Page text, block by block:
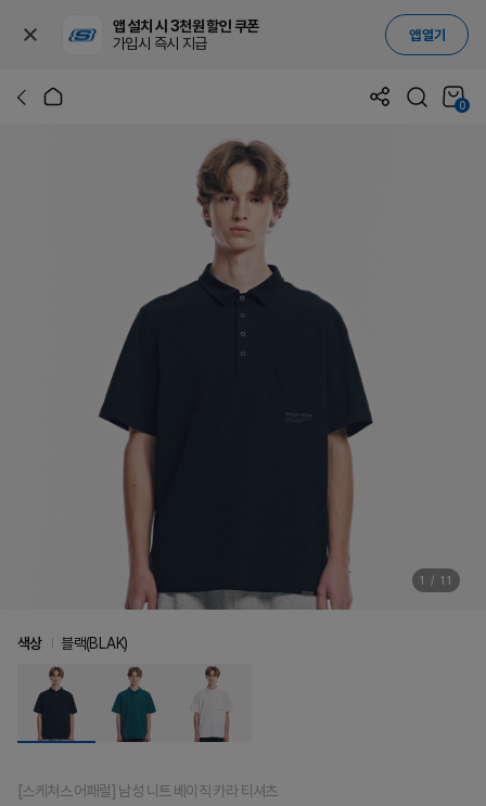
앱 설치 시 3천원 할인 쿠폰
가입시 즉시 지급
앱 열기
0
1 / 11
[스케쳐스 어패럴] 남성 니트 베이직 카라 티셔츠
색상 블랙(BLAK)